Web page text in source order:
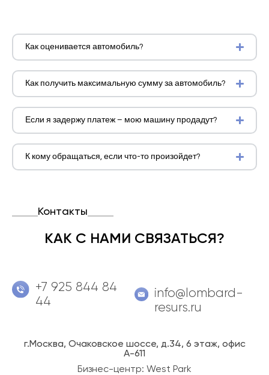
Как оценивается автомобиль?
Как получить максимальную сумму за автомобиль?
Если я задержу платеж – мою машину продадут?
К кому обращаться, если что-то произойдет?
Контакты
КАК С НАМИ СВЯЗАТЬСЯ?
+7 925 844 84
44
info@lombard-
resurs.ru
г.Москва, Очаковское шоссе, д.34, 6 этаж, офис
А-611
Бизнес-центр: West Park